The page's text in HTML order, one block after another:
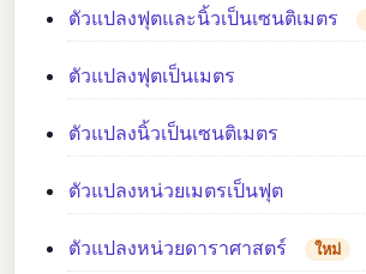
ตัวแปลงฟุตและนิ้วเป็นเซนติเมตร
ตัวแปลงฟุตเป็นเมตร
ตัวแปลงนิ้วเป็นเซนติเมตร
ตัวแปลงหน่วยเมตรเป็นฟุต
ตัวแปลงหน่วยดาราศาสตร์ ใหม่